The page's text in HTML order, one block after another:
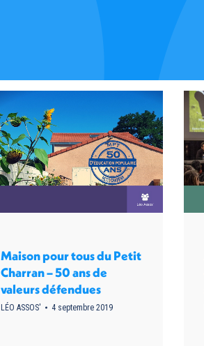
Maison pour tous du Petit
Charran – 50 ans de
valeurs défendues
LÉO ASSOS' 4 septembre 2019